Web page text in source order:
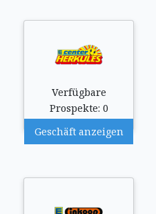
Verfügbare
Prospekte: 0
Geschäft anzeigen